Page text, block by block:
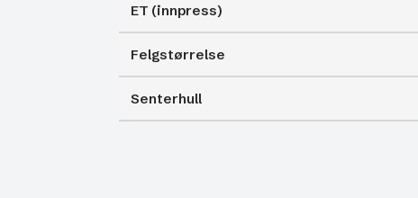
ET (innpress)
Felgstørrelse
Senterhull